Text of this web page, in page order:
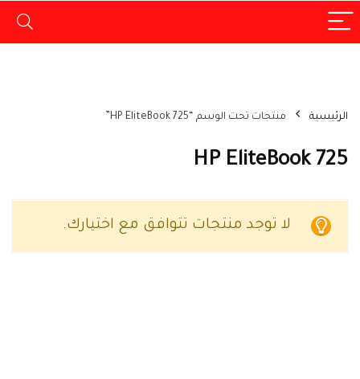
الرئيسية منتجات تحت الوسم “HP EliteBook 725”
HP EliteBook 725
لا توجد منتجات تتوافق مع اختيارك.